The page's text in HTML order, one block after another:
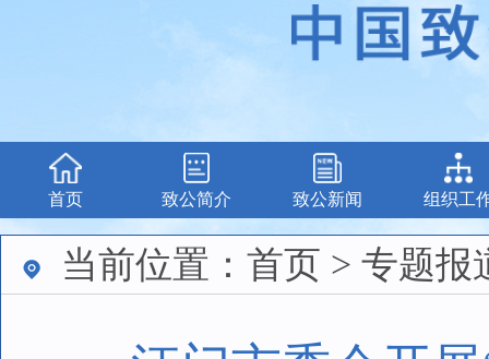
首页 致公简介 致公新闻 组织工
当前位置：首页 > 专题报